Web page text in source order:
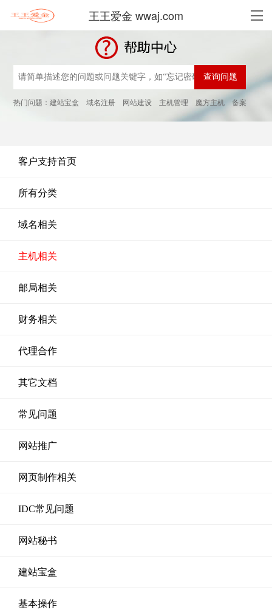
王王爱金 wwaj.com
热门问题：建站宝盒 域名注册 网站建设 主机管理 魔方主机 备案
客户支持首页
所有分类
域名相关
主机相关
邮局相关
财务相关
代理合作
其它文档
常见问题
网站推广
网页制作相关
IDC常见问题
网站秘书
建站宝盒
基本操作